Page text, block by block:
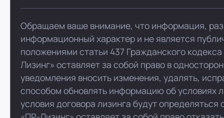
Обращаем ваше внимание, что информация,
информационный характер и не является
положениями статьи 437 Гражданского
Лизинг» оставляет за собой право в
уведомления вносить изменения, удалять,
способом обновлять информацию об условиях
условия договора лизинга будут